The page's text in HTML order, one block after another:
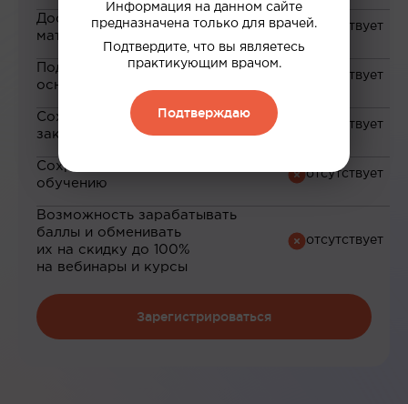
Доступ к закрытым
материалам
Подборка материалов на
основе ваших интересов
Сохранение материалов в
закладки
Сохранение прогресса по
обучению
Возможность зарабатывать
баллы и обменивать
их на скидку до 100%
на вебинары и курсы
Зарегистрироваться
Информация на данном сайте
предназначена только для врачей.
Подтвердите, что вы являетесь
практикующим врачом.
Подтверждаю